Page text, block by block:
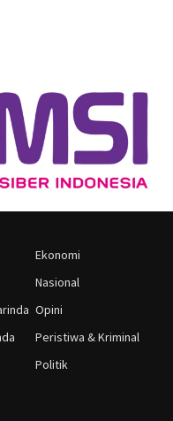
Ekonomi
Nasional
Opini
Peristiwa & Kriminal
Politik